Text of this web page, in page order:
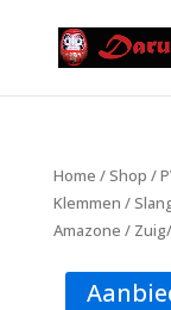
Home /Shop /
Klemmen /
Amazone /